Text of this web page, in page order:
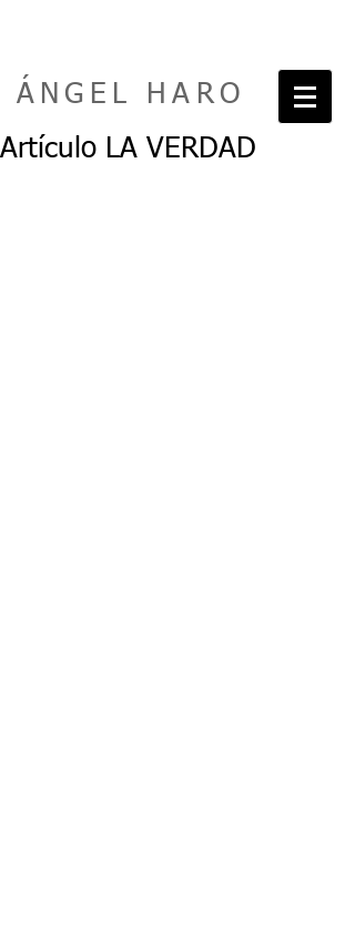
ÁNGEL HARO
Artículo LA VERDAD